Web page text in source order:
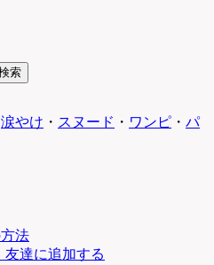
涙やけ ・ スヌード ・ ワンピ ・ パ